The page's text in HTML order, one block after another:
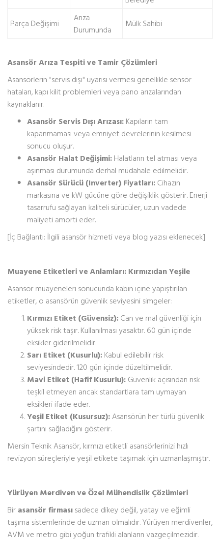
Parça Değişimi
Arıza
Durumunda
Mülk Sahibi
Asansör Arıza Tespiti ve Tamir Çözümleri
Asansörlerin "servis dışı" uyarısı vermesi genellikle sensör
hataları, kapı kilit problemleri veya pano arızalarından
kaynaklanır.
Asansör Servis Dışı Arızası: Kapıların tam
kapanmaması veya emniyet devrelerinin kesilmesi
sonucu oluşur.
Asansör Halat Değişimi: Halatların tel atması veya
aşınması durumunda derhal müdahale edilmelidir.
Asansör Sürücü (Inverter) Fiyatları: Cihazın
markasına ve kW gücüne göre değişiklik gösterir. Enerji
tasarrufu sağlayan kaliteli sürücüler, uzun vadede
maliyeti amorti eder.
[İç Bağlantı: İlgili asansör hizmeti veya blog yazısı eklenecek]
Muayene Etiketleri ve Anlamları: Kırmızıdan Yeşile
Asansör muayeneleri sonucunda kabin içine yapıştırılan
etiketler, o asansörün güvenlik seviyesini simgeler:
Kırmızı Etiket (Güvensiz): Can ve mal güvenliği için
yüksek risk taşır. Kullanılması yasaktır. 60 gün içinde
eksikler giderilmelidir.
Sarı Etiket (Kusurlu): Kabul edilebilir risk
seviyesindedir. 120 gün içinde düzeltilmelidir.
Mavi Etiket (Hafif Kusurlu): Güvenlik açısından risk
teşkil etmeyen ancak standartlara tam uymayan
eksikleri ifade eder.
Yeşil Etiket (Kusursuz):Asansörün her türlü güvenlik
şartını sağladığını gösterir.
Mersin Teknik Asansör, kırmızı etiketli asansörlerinizi hızlı
revizyon süreçleriyle yeşil etikete taşımak için uzmanlaşmıştır.
Yürüyen Merdiven ve Özel Mühendislik Çözümleri
Bir asansör firması sadece dikey değil, yatay ve eğimli
taşıma sistemlerinde de uzman olmalıdır. Yürüyen merdivenler,
AVM ve metro gibi yoğun trafikli alanların vazgeçilmezidir.